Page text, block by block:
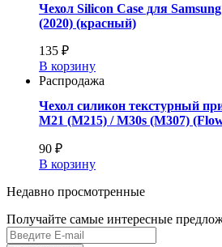
Чехол Silicon Case для
(2020) (красный)
135 ₽
В корзину
Распродажа
Чехол силикон текстурный
M21 (M215) / M30s (M307)
90 ₽
В корзину
Недавно просмотренные
Получайте самые интересные